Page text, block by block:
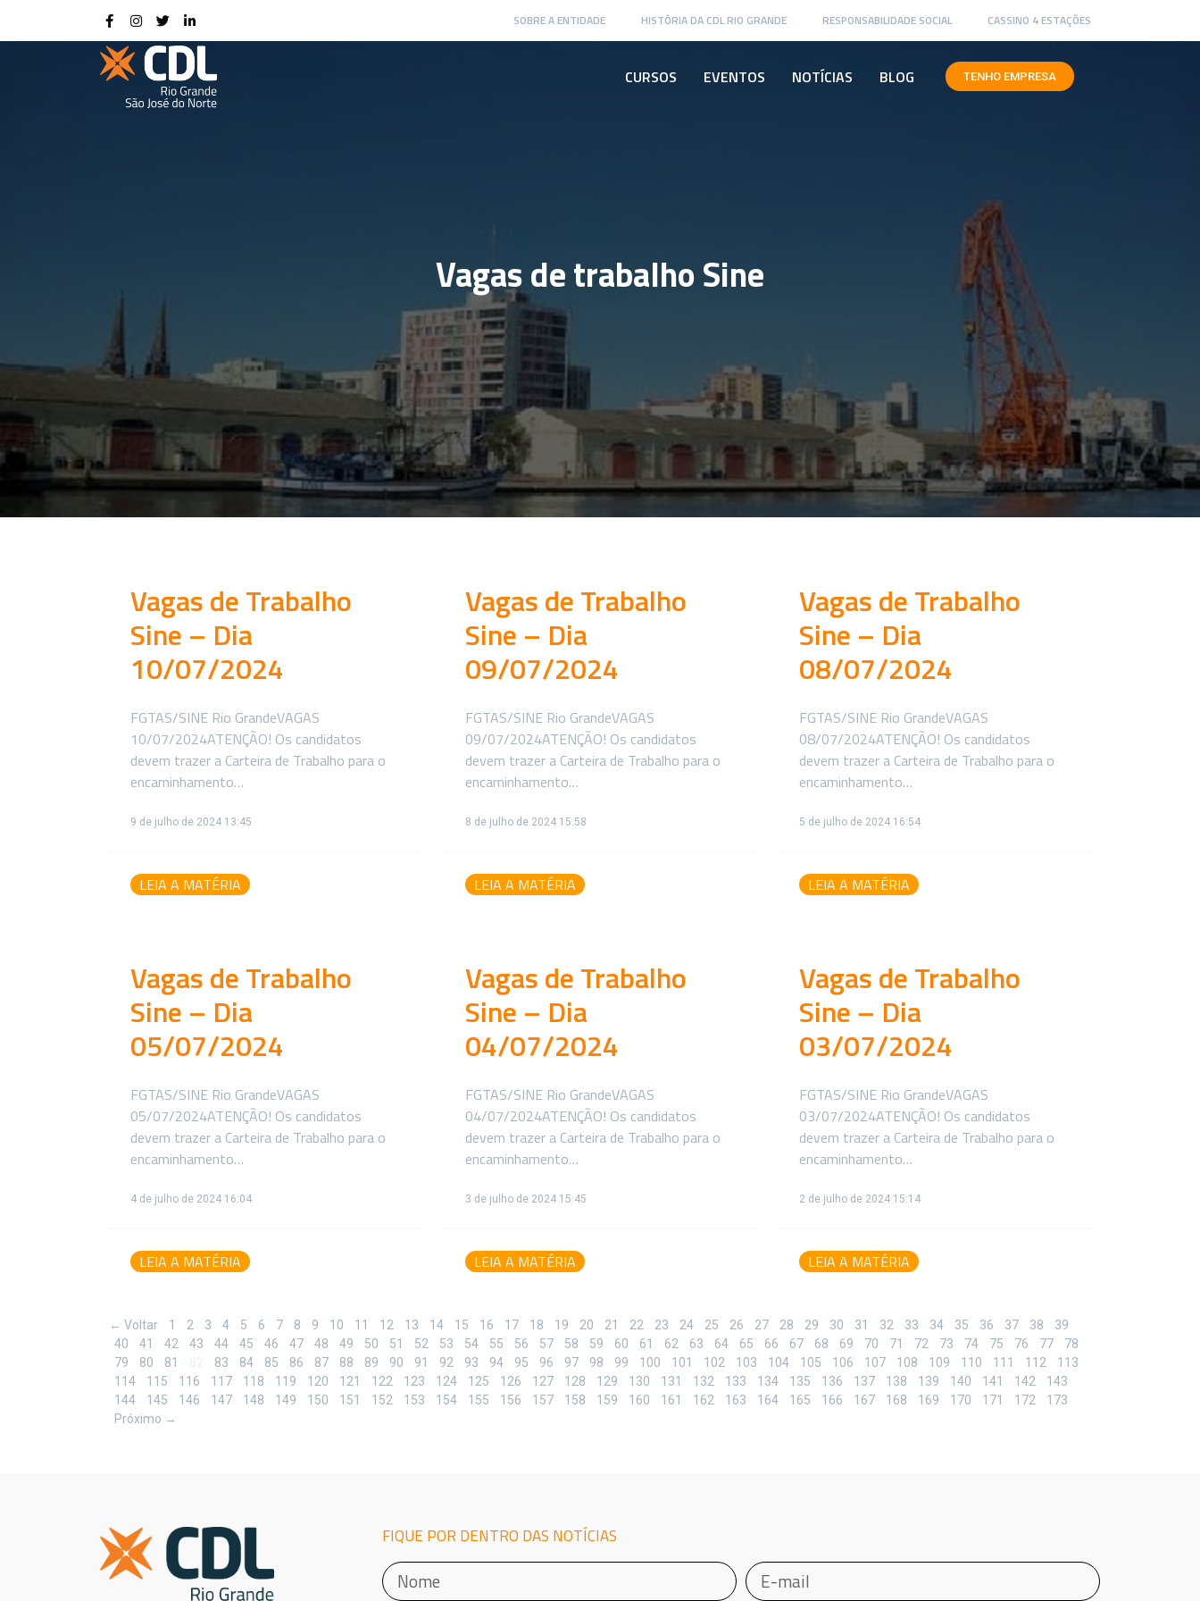
SOBRE A ENTIDADE HISTÓRIA DA CDL RIO GRANDE RESPONSABILIDADE SOCIAL CASSINO 4 ESTAÇÕES
CURSOS EVENTOS NOTÍCIAS BLOG TENHO EMPRESA
Vagas de trabalho Sine
Vagas de Trabalho
Sine – Dia
10/07/2024
FGTAS/SINE Rio GrandeVAGAS
10/07/2024ATENÇÃO! Os candidatos
devem trazer a Carteira de Trabalho para o
encaminhamento…
9 de julho de 2024 13:45
LEIA A MATÉRIA
Vagas de Trabalho
Sine – Dia
09/07/2024
FGTAS/SINE Rio GrandeVAGAS
09/07/2024ATENÇÃO! Os candidatos
devem trazer a Carteira de Trabalho para o
encaminhamento…
8 de julho de 2024 15:58
LEIA A MATÉRIA
Vagas de Trabalho
Sine – Dia
08/07/2024
FGTAS/SINE Rio GrandeVAGAS
08/07/2024ATENÇÃO! Os candidatos
devem trazer a Carteira de Trabalho para o
encaminhamento…
5 de julho de 2024 16:54
LEIA A MATÉRIA
Vagas de Trabalho
Sine – Dia
05/07/2024
FGTAS/SINE Rio GrandeVAGAS
05/07/2024ATENÇÃO! Os candidatos
devem trazer a Carteira de Trabalho para o
encaminhamento…
4 de julho de 2024 16:04
LEIA A MATÉRIA
Vagas de Trabalho
Sine – Dia
04/07/2024
FGTAS/SINE Rio GrandeVAGAS
04/07/2024ATENÇÃO! Os candidatos
devem trazer a Carteira de Trabalho para o
encaminhamento…
3 de julho de 2024 15:45
LEIA A MATÉRIA
Vagas de Trabalho
Sine – Dia
03/07/2024
FGTAS/SINE Rio GrandeVAGAS
03/07/2024ATENÇÃO! Os candidatos
devem trazer a Carteira de Trabalho para o
encaminhamento…
2 de julho de 2024 15:14
LEIA A MATÉRIA
← Voltar 1 2 3 4 5 6 7 8 9 10 11 12 13 14 15 16 17 18 19 20 21 22 23 24 25 26 27 28 29 30 31 32 33 34 35 36 37 38
39
40
41 42 43 44 45 46 47 48 49 50 51 52 53 54 55 56 57 58 59 60 61 62 63 64 65 66 67 68 69 70 71 72 73 74 75 76 77
78
79
80 81 83 84 85 86 87 88 89 90 91 92 93 94 95 96 97 98 99 100 101 102 103 104 105 106 107 108 109 110 111 112
113
114
115 116 117 118 119 120 121 122 123 124 125 126 127 128 129 130 131 132 133 134 135 136 137 138 139 140 141 142
143
144
145 146 147 148 149 150 151 152 153 154 155 156 157 158 159 160 161 162 163 164 165 166 167 168 169 170 171 172
173
Próximo →
FIQUE POR DENTRO DAS NOTÍCIAS